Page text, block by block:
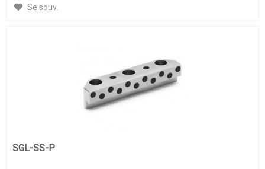
Se souv.
SGL-SS-P